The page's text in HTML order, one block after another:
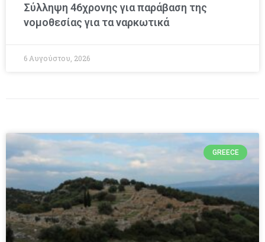
Σύλληψη 46χρονης για παράβαση της
νομοθεσίας για τα ναρκωτικά
6 Αυγούστου, 2026
GREECE